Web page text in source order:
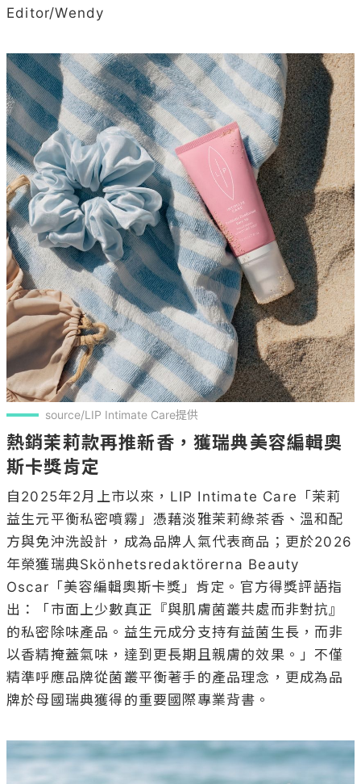
Editor/Wendy
source/LIP Intimate Care提供
熱銷茉莉款再推新香，獲瑞典美容編輯奧
斯卡獎肯定
自2025年2月上市以來，LIP Intimate Care「茉莉
益生元平衡私密噴霧」憑藉淡雅茉莉綠茶香、溫和配
方與免沖洗設計，成為品牌人氣代表商品；更於2026
年榮獲瑞典Skönhetsredaktörerna Beauty
Oscar「美容編輯奧斯卡獎」肯定。官方得獎評語指
出：「市面上少數真正『與肌膚菌叢共處而非對抗』
的私密除味產品。益生元成分支持有益菌生長，而非
以香精掩蓋氣味，達到更長期且親膚的效果。」不僅
精準呼應品牌從菌叢平衡著手的產品理念，更成為品
牌於母國瑞典獲得的重要國際專業背書。